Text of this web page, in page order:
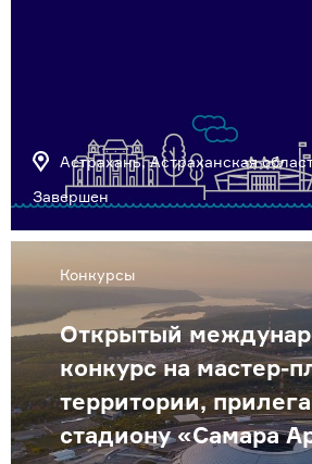
Астрахань, Астраханская
Завершен
Конкурсы
Открытый
конкурс на мастер-
территории,
стадиону «Самара